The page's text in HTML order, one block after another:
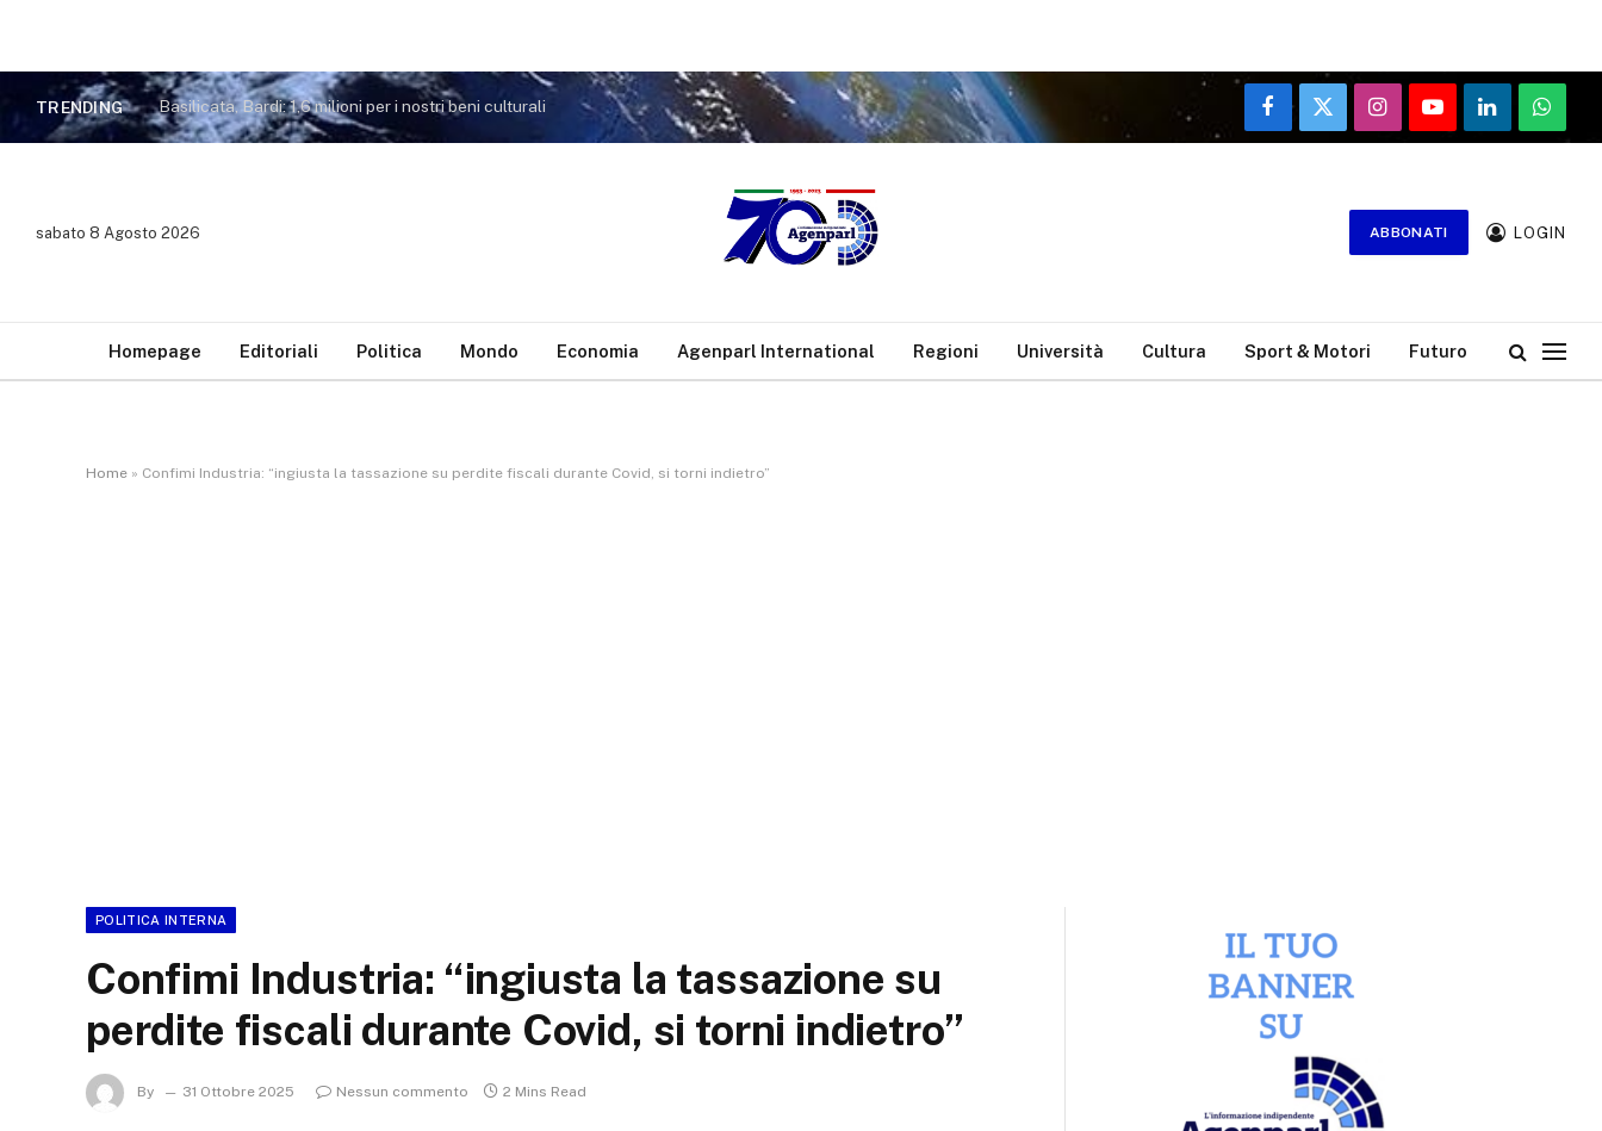
TRENDING Basilicata, Bardi: 1,6 milioni per i nostri beni culturali
Facebook
X
(Twitter)
InstagramYouTubeLinkedIn
sabato 8 Agosto 2026 ABBONATI LOGIN
Homepage Editoriali Politica Mondo Economia Agenparl International Regioni Università Cultura Sport & Motori Futuro
Home » Confimi Industria: “ingiusta la tassazione su perdite fiscali durante Covid, si torni indietro”
POLITICA INTERNA
Confimi Industria: “ingiusta la tassazione su
perdite fiscali durante Covid, si torni indietro”
By 31 Ottobre 2025 Nessun commento 2 Mins Read